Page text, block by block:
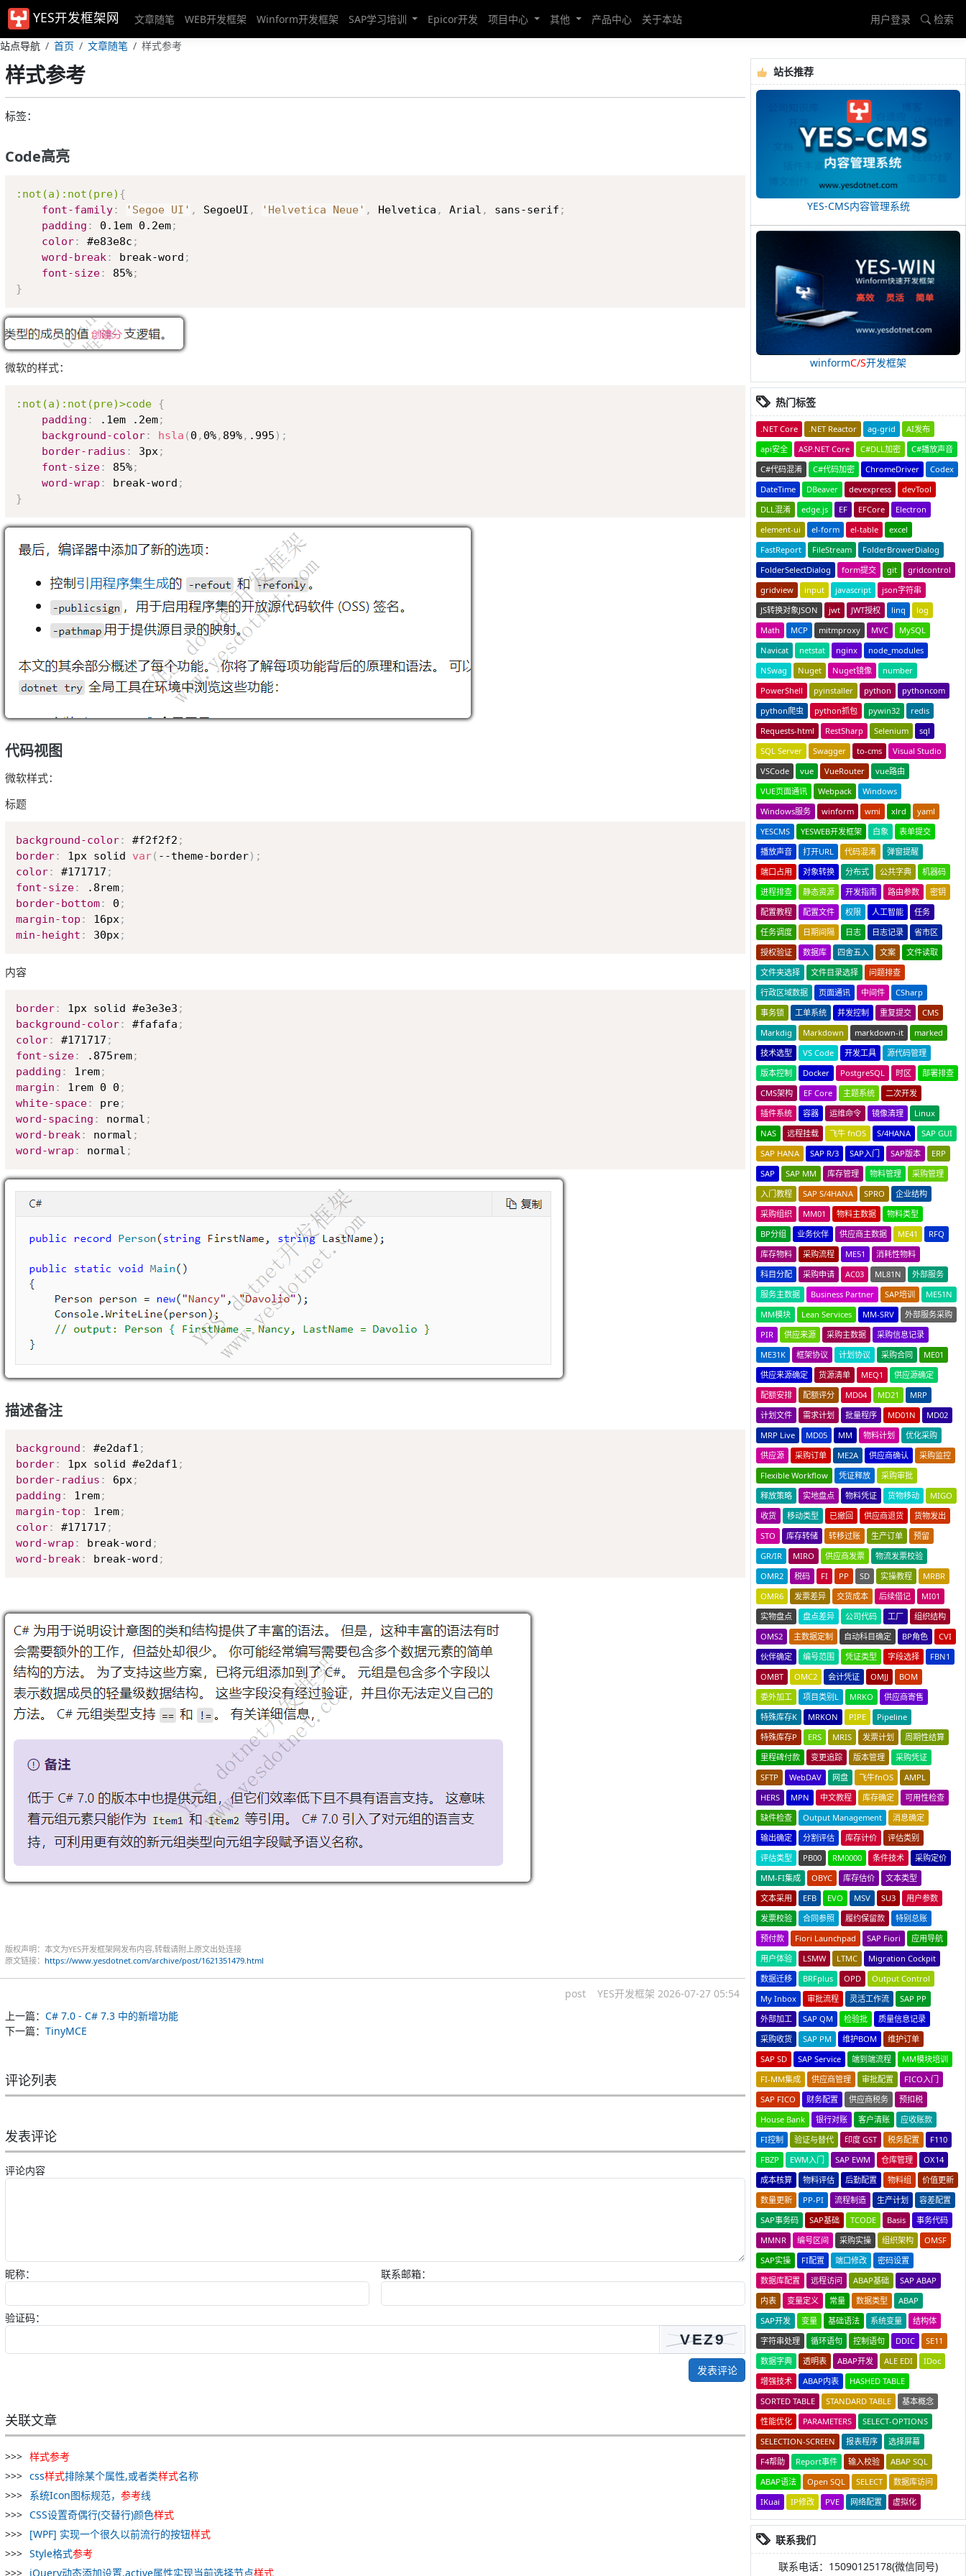
YES开发框架网 文章随笔 WEB开发框架 Winform开发框架 SAP学习培训 Epicor开发 项目中心 其他 产品中心 关于本站 用户登录
检索
站点导航
首页 文章随笔 样式参考
样式参考
标签：
Code高亮
:not(a):not(pre) {
font-family: 'Segoe UI' , SegoeUI , 'Helvetica Neue' , Helvetica , Arial , sans-serif ;
padding : 0.1em 0.2em;
color: #e83e8c ;
word-break: break-word ;
font-size: 85%;
}
微软的样式：
:not(a):not(pre)>code {
padding : .1em .2em;
background-color: hsla ( 0 , 0%, 89%, .995 ) ;
border-radius : 3px;
font-size: 85%;
word-wrap : break-word ;
}
代码视图
微软样式：
标题
background-color: #f2f2f2 ;
border: 1px solid var( --theme-border) ;
color: #171717 ;
font-size: .8rem;
border-bottom: 0 ;
margin-top : 16px;
min-height : 30px;
内容
border: 1px solid #e3e3e3 ;
background-color: #fafafa ;
color: #171717 ;
font-size: .875rem;
padding : 1rem;
margin : 1rem 0 0 ;
white-space: pre;
word-spacing : normal ;
word-break: normal ;
word-wrap : normal ;
描述备注
background : #e2daf1 ;
border: 1px solid #e2daf1 ;
border-radius : 6px;
padding : 1rem;
margin-top : 1rem;
color: #171717 ;
word-wrap : break-word ;
word-break: break-word ;
版权声明：本文为YES开发框架网发布内容,转载请附上原文出处连接
原文链接： https://www.yesdotnet.com/archive/post/1621351479.html
post YES开发框架 2026-07-27 05:54
上一篇： C# 7.0 - C# 7.3 中的新增功能
下一篇： TinyMCE
评论列表
发表评论
评论内容
昵称： 联系邮箱：
验证码：
发表评论
关联文章
样式参考
css样式排除某个属性,或者类样式名称
系统Icon图标规范， 参考线
CSS设置奇偶行(交替行)颜色样式
[WPF] 实现一个很久以前流行的按钮样式
Style格式参考
jQuery动态添加设置.active属性实现当前选择节点样式
站长推荐
YES-CMS内容管理系统
winformC/S开发框架
热门标签
.NET Core .NET Reactor ag-grid
AI发布
api安全
ASP.NET Core C#DLL加密
C#播放声音
C#代码混淆
C#代码加密 ChromeDriver
Codex
DateTime
DBeaver devexpress
devTool
DLL混淆
edge.js EF EFCore
Electron
element-ui
el-form el-table
excel
FastReport
FileStream
FolderBrowerDialog
FolderSelectDialog
form提交 git
gridcontrol
gridview
input javascript
json字符串
JS转换对象JSON
jwt JWT授权 linq
log
Math
MCP mitmproxy MVC
MySQL
Navicat
netstat nginx
node_modules
NSwag
Nuget Nuget镜像
number
PowerShell
pyinstaller python
pythoncom
python爬虫
python抓包 pywin32
redis
Requests-html
RestSharp Selenium
sql
SQL Server
Swagger to-cms
Visual Studio
VSCode
vue VueRouter
vue路由
VUE页面通讯
Webpack
Windows
Windows服务
winform wmi xlrd
yaml
YESCMS
YESWEB开发框架 白象
表单提交
播放声音
打开URL 代码混淆
弹窗提醒
端口占用
对象转换 分布式 公共字典
机器码
进程排查
静态资源 开发指南 路由参数
密钥
配置教程
配置文件 权限 人工智能
任务
任务调度
日期间隔 日志 日志记录
省市区
授权验证
数据库 四舍五入 文案
文件读取
文件夹选择
文件目录选择
问题排查
行政区域数据
页面通讯 中间件
CSharp
事务锁
工单系统 并发控制 重复提交
CMS
Markdig
Markdown markdown-it
marked
技术选型
VS Code 开发工具
源代码管理
版本控制
Docker PostgreSQL 时区
部署排查
CMS架构
EF Core 主题系统
二次开发
插件系统
容器 运维命令 镜像清理
Linux
NAS
远程挂载 飞牛 fnOS S/4HANA
SAP GUI
SAP HANA
SAP R/3 SAP入门 SAP版本
ERP
SAP
SAP MM 库存管理 物料管理
采购管理
入门教程
SAP S/4HANA SPRO
企业结构
采购组织
MM01 物料主数据
物料类型
BP分组
业务伙伴 供应商主数据 ME41
RFQ
库存物料
采购流程 ME51
消耗性物料
科目分配
采购申请 AC03 ML81N
外部服务
服务主数据
Business Partner SAP培训
ME51N
MM模块
Lean Services MM-SRV
外部服务采购
PIR
供应来源 采购主数据
采购信息记录
ME31K
框架协议 计划协议 采购合同
ME01
供应来源确定
货源清单 MEQ1
供应源确定
配额安排
配额评分 MD04 MD21
MRP
计划文件
需求计划 批量程序 MD01N
MD02
MRP Live
MD05 MM 物料计划
优化采购
供应源
采购订单 ME2A 供应商确认
采购监控
Flexible Workflow
凭证释放
采购审批
释放策略
实地盘点 物料凭证 货物移动
MIGO
收货
移动类型 已撤回 供应商退货
货物发出
STO
库存转储 转移过账 生产订单
预留
GR/IR
MIRO 供应商发票
物流发票校验
OMR2
税码 FI PP SD 实操教程
MRBR
OMR6
发票差异 交货成本 后续借记
MI01
实物盘点
盘点差异 公司代码 工厂
组织结构
OMS2
主数据定制 自动科目确定 BP角色
CVI
伙伴确定
编号范围 凭证类型 字段选择
FBN1
OMBT
OMC2 会计凭证 OMJJ
BOM
委外加工
项目类别L MRKO
供应商寄售
特殊库存K
MRKON PIPE
Pipeline
特殊库存P
ERS MRIS 发票计划
周期性结算
里程碑付款
变更追踪 版本管理
采购凭证
SFTP
WebDAV 网盘 飞牛fnOS
AMPL
HERS
MPN 中文教程 库存确定
可用性检查
缺件检查
Output Management
消息确定
输出确定
分割评估 库存计价
评估类别
评估类型
PB00 RM0000 条件技术
采购定价
MM-FI集成
OBYC 库存估价
文本类型
文本采用
EFB EVO MSV SU3
用户参数
发票校验
合同参照 履约保留款
特别总账
预付款
Fiori Launchpad SAP Fiori
应用导航
用户体验
LSMW LTMC
Migration Cockpit
数据迁移
BRFplus OPD
Output Control
My Inbox
审批流程 灵活工作流
SAP PP
外部加工
SAP QM 检验批
质量信息记录
采购收货
SAP PM 维护BOM
维护订单
SAP SD
SAP Service 端到端流程
MM模块培训
FI-MM集成
供应商管理 审批配置
FICO入门
SAP FICO
财务配置 供应商税务
预扣税
House Bank
银行对账 客户清账
应收账款
FI控制
验证与替代 印度 GST 税务配置
F110
FBZP
EWM入门 SAP EWM 仓库管理
OX14
成本核算
物料评估 后勤配置 物料组
价值更新
数量更新
PP-PI 流程制造 生产计划
容差配置
SAP事务码
SAP基础 TCODE Basis
事务代码
MMNR
编号区间 采购实操 组织架构
OMSF
SAP实操
FI配置 端口修改
密码设置
数据库配置
远程访问 ABAP基础
SAP ABAP
内表
变量定义 常量 数据类型
ABAP
SAP开发
变量 基础语法 系统变量
结构体
字符串处理
循环语句 控制语句 DDIC
SE11
数据字典
透明表 ABAP开发 ALE EDI
IDoc
增强技术
ABAP内表
HASHED TABLE
SORTED TABLE
STANDARD TABLE
基本概念
性能优化
PARAMETERS
SELECT-OPTIONS
SELECTION-SCREEN
报表程序
选择屏幕
F4帮助
Report事件 输入校验
ABAP SQL
ABAP语法
Open SQL SELECT
数据库访问
IKuai
IP修改 PVE 网络配置 虚拟化
联系我们
联系电话：15090125178(微信同号)